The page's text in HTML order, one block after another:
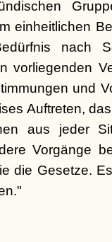
einheitlichen
nach
vorliegenden
und
Auftreten,
aus jeder
Vorgänge
die Gesetze.